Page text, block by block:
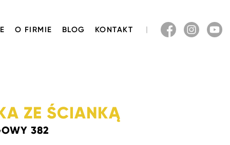
O FIRMIE BLOG KONTAKT
ZE ŚCIANKĄ
382